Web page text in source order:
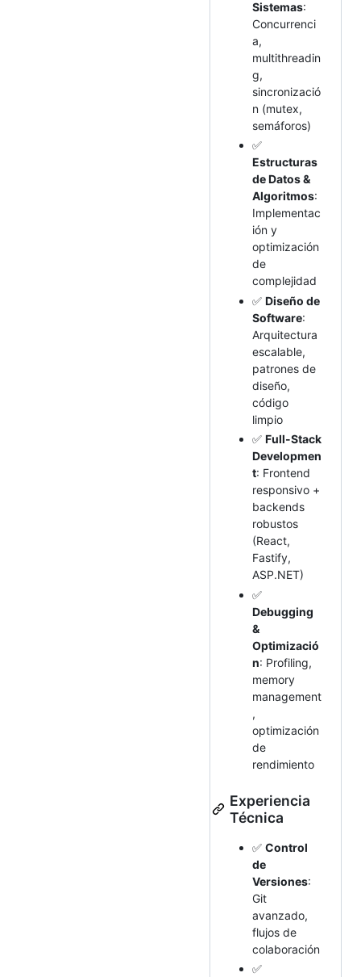
Sistemas:
Concurrenci
a,
multithreadin
g,
sincronizació
n (mutex,
semáforos)
✅
Estructuras
de Datos &
Algoritmos:
Implementac
ión y
optimización
de
complejidad
✅ Diseño de
Software:
Arquitectura
escalable,
patrones de
diseño,
código
limpio
✅ Full-Stack
Developmen
t: Frontend
responsivo +
backends
robustos
(React,
Fastify,
ASP.NET)
✅
Debugging
&
Optimizació
n: Profiling,
memory
management
,
optimización
de
rendimiento
Experiencia
Técnica
✅ Control
de
Versiones:
Git
avanzado,
flujos de
colaboración
✅